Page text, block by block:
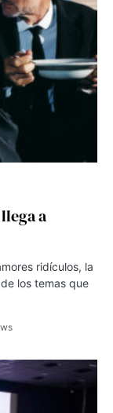
a
ridículos, la
los temas que